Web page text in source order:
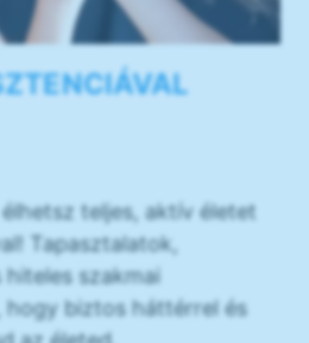
teljes, aktív életet
Tapasztalatok,
szakmai
biztos háttérrel és